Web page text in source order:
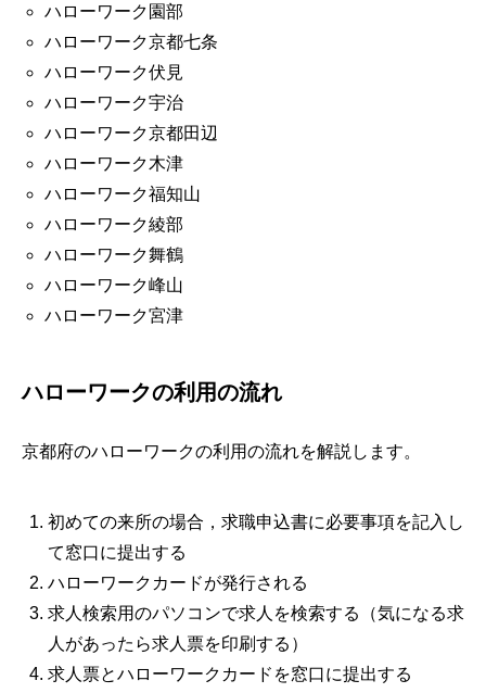
ハローワーク園部
ハローワーク京都七条
ハローワーク伏見
ハローワーク宇治
ハローワーク京都田辺
ハローワーク木津
ハローワーク福知山
ハローワーク綾部
ハローワーク舞鶴
ハローワーク峰山
ハローワーク宮津
ハローワークの利用の流れ
京都府のハローワークの利用の流れを解説します。
初めての来所の場合，求職申込書に必要事項を記入し
て窓口に提出する
ハローワークカードが発行される
求人検索用のパソコンで求人を検索する（気になる求
人があったら求人票を印刷する）
求人票とハローワークカードを窓口に提出する